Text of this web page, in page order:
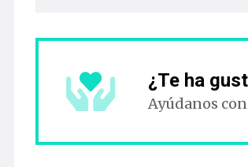
¿Te ha
Ayúdanos